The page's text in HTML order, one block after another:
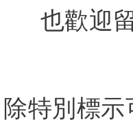
也歡迎
除特別標